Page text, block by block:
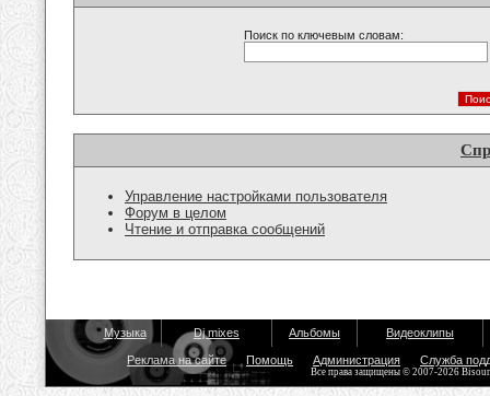
Поиск по ключевым словам:
Управление настройками пользователя
Форум в целом
Чтение и отправка сообщений
Музыка Dj mixes Альбомы Видеоклипы
Реклама на сайте Помощь Администрация Служба
Все права защищены © 2007-2026